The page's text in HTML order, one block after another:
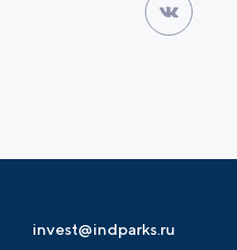
invest@indparks.ru